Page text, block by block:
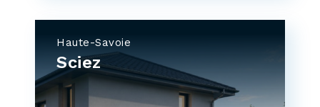
Haute-Savoie
Sciez